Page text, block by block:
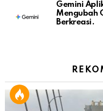
Gemini
Mengubah
Berkreasi.